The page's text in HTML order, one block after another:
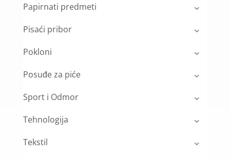
Papirnati predmeti
Pisaći pribor
Pokloni
Posuđe za piće
Sport i Odmor
Tehnologija
Tekstil